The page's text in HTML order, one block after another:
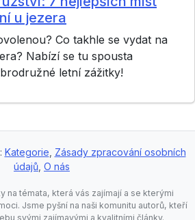
u jezera
Co takhle se vydat na
Nabízí se tu spousta
letní zážitky!
Kategorie, Zásady zpracování osobních
údajů, O nás
na témata, která vás zajímají a se kterými
Jsme pyšní na naši komunitu autorů, kteří
svými zajímavými a kvalitními články.